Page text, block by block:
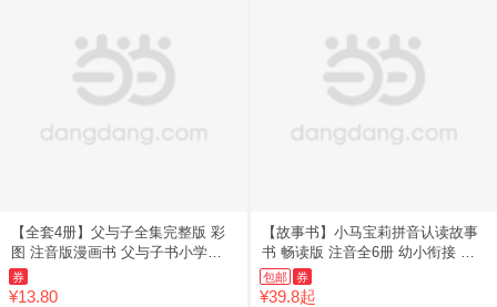
【全套4册】父与子全集完整版 彩
图 注音版漫画书 父与子书小学生
儿
券
¥13.80
【故事书】小马宝莉拼音认读故事
书 畅读版 注音全6册 幼小衔接 学
前
包邮 券
¥39.8起